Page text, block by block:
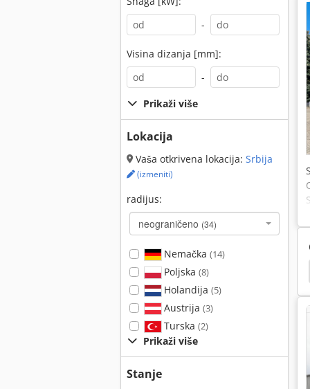
-
Visina dizanja [mm]:
-
Prikaži više
Lokacija
Vaša otkrivena lokacija: Srbija
(izmeniti)
radijus:
neograničeno (34)
Nemačka (14)
Poljska (8)
Holandija (5)
Austrija (3)
Turska (2)
Prikaži više
Stanje
Kobelco Bager Za Puzanje